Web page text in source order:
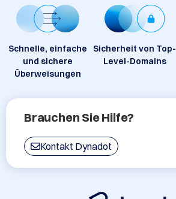
Schnelle, einfache
und sichere
Überweisungen
Sicherheit von Top-
Level-Domains
Brauchen Sie Hilfe?
Kontakt Dynadot